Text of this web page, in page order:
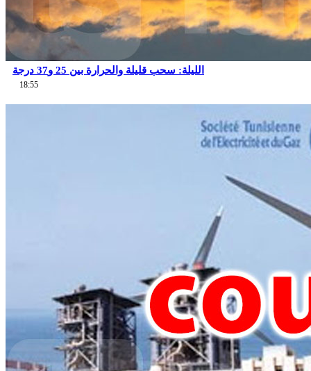
الليلة: سحب قليلة والحرارة بين 25 و37 درجة
18:55